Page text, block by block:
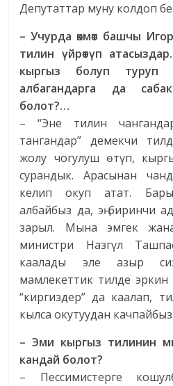
Депутаттар муну колдоп
– Учурда өкмөт башчы
тилин үйрөтүп
кыргыз болуп туруп
албагандарга да сабак
болот?…
– “Эне тилин
тангандар” демекчи
жолу чогулуш өтүп,
сурандык. Арасынан
келип окуп атат.
албайбыз да, эң биринчи
зарыл. Мына эмгек
министри Назгүл
каалады эле азыр
мамлекеттик тилде
“киргиздер” да каалап,
кылса окутуудан качпайбыз.
– Эми кыргыз тилинин
кандай болот?
– Пессимистерге